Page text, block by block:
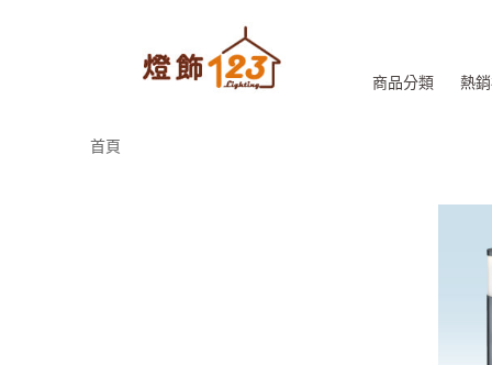
商品分類 熱
首頁